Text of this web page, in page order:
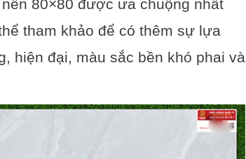
80×80 được ưa chuộng nhất
tham khảo để có thêm sự lựa
hiện đại, màu sắc bền khó phai và